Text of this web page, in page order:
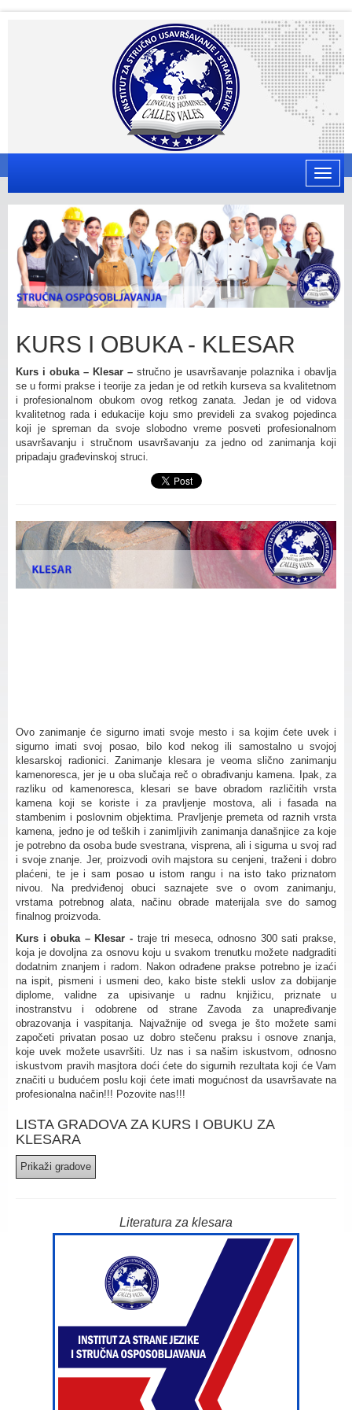
Toggle
KURS I OBUKA - KLESAR
Kurs i obuka – Klesar – stručno je usavršavanje polaznika i obavlja
se u formi prakse i teorije za jedan je od retkih kurseva sa kvalitetnom
i profesionalnom obukom ovog retkog zanata. Jedan je od vidova
kvalitetnog rada i edukacije koju smo prevideli za svakog pojedinca
koji je spreman da svoje slobodno vreme posveti profesionalnom
usavršavanju i stručnom usavršavanju za jedno od zanimanja koji
pripadaju građevinskoj struci.
Ovo zanimanje će sigurno imati svoje mesto i sa kojim ćete uvek i
sigurno imati svoj posao, bilo kod nekog ili samostalno u svojoj
klesarskoj radionici. Zanimanje klesara je veoma slično zanimanju
kamenoresca, jer je u oba slučaja reč o obrađivanju kamena. Ipak, za
razliku od kamenoresca, klesari se bave obradom različitih vrsta
kamena koji se koriste i za pravljenje mostova, ali i fasada na
stambenim i poslovnim objektima. Pravljenje premeta od raznih vrsta
kamena, jedno je od teških i zanimljivih zanimanja današnjice za koje
je potrebno da osoba bude svestrana, visprena, ali i sigurna u svoj rad
i svoje znanje. Jer, proizvodi ovih majstora su cenjeni, traženi i dobro
plaćeni, te je i sam posao u istom rangu i na isto tako priznatom
nivou. Na predviđenoj obuci saznajete sve o ovom zanimanju,
vrstama potrebnog alata, načinu obrade materijala sve do samog
finalnog proizvoda.
Kurs i obuka – Klesar -traje tri meseca, odnosno 300 sati prakse,
koja je dovoljna za osnovu koju u svakom trenutku možete nadgraditi
dodatnim znanjem i radom. Nakon odrađene prakse potrebno je izaći
na ispit, pismeni i usmeni deo, kako biste stekli uslov za dobijanje
diplome, validne za upisivanje u radnu knjižicu, priznate u
inostranstvu i odobrene od strane Zavoda za unapređivanje
obrazovanja i vaspitanja. Najvažnije od svega je što možete sami
započeti privatan posao uz dobro stečenu praksu i osnove znanja,
koje uvek možete usavršiti. Uz nas i sa našim iskustvom, odnosno
iskustvom pravih masjtora doći ćete do sigurnih rezultata koji će Vam
značiti u budućem poslu koji ćete imati mogućnost da usavršavate na
profesionalna način!!! Pozovite nas!!!
LISTA GRADOVA ZA KURS I OBUKU ZA
KLESARA
Literatura za klesara